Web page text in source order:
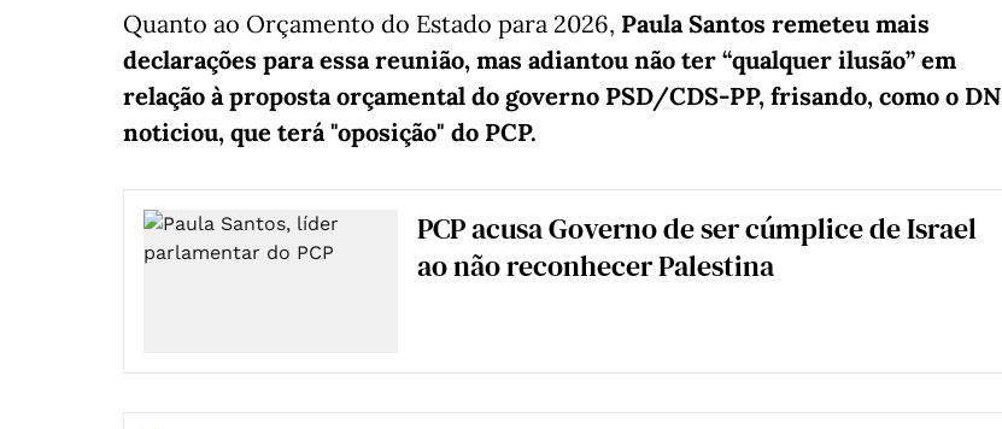
Quanto ao Orçamento do Estado para 2026, Paula Santos remeteu mais
declarações para essa reunião, mas adiantou não ter “qualquer ilusão” em
relação à proposta orçamental do governo PSD/CDS-PP, frisando, como o DN
noticiou, que terá "oposição" do PCP.
PCP acusa Governo de ser cúmplice de Israel
ao não reconhecer Palestina